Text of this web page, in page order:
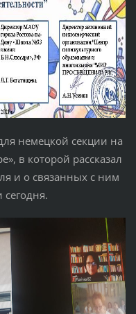
немецкой секции на
в которой рассказал
и о связанных с ним
сегодня.